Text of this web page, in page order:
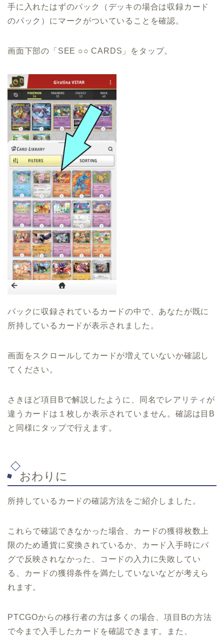
手に入れたはずのパック（デッキの場合は収録カード
のパック）にマークがついていることを確認。
画面下部の「SEE ○○ CARDS」をタップ。
パックに収録されているカードの中で、あなたが既に
所持しているカードが表示されました。
画面をスクロールしてカードが増えていないか確認し
てください。
さきほど項目Bで解説したように、同名でレアリティが
違うカードは１枚しか表示されていません。確認は目B
と同様にタップで行えます。
おわりに
所持しているカードの確認方法をご紹介しました。
これらで確認できなかった場合、カードの獲得枚数上
限のため通貨に変換されているか、カード入手時にバ
グで反映されなかった、コードの入力に失敗してい
る、カードの獲得条件を満たしていないなどが考えら
れます。
PTCGOからの移行者の方は多くの場合、項目Bの方法
で今まで入手したカードを確認できます。また、